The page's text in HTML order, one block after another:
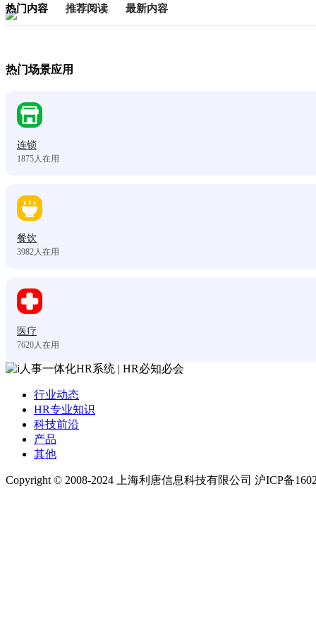
热门内容 推荐阅读 最新内容
热门场景应用
连锁
1875 人在用
餐饮
3982 人在用
医疗
7620 人在用
行业动态
HR专业知识
科技前沿
产品
其他
Copyright © 2008-2024 上海利唐信息科技有限公司 沪ICP备